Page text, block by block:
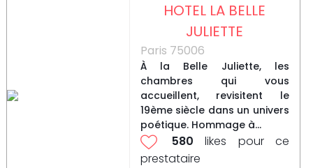
HOTEL LA BELLE
JULIETTE
Paris 75006
À la Belle Juliette, les
chambres qui vous
accueillent, revisitent le
19ème siècle dans un univers
poétique. Hommage à...
580 likes pour ce
prestataire